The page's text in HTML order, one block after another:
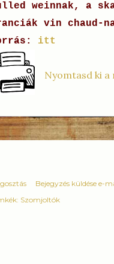
weinnak, a
vin chaud-
itt
Nyomtasd ki
Bejegyzés küldése e-
Szomjoltók